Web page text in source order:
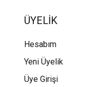
ÜYELİK
Hesabım
Yeni Üyelik
Üye Girişi